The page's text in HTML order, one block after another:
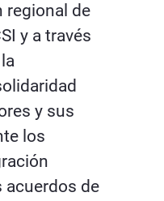
regional de
y a través
y sus
los
acuerdos de